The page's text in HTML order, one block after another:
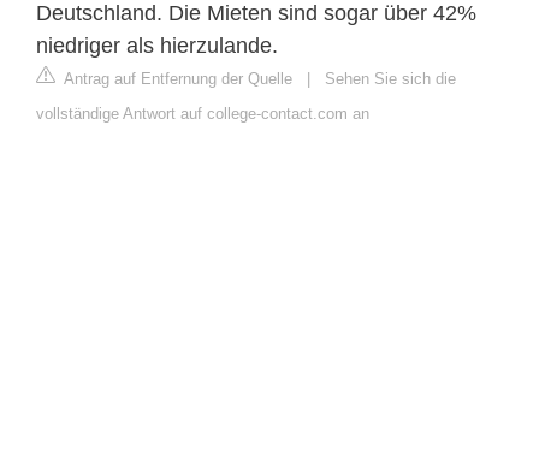
Deutschland. Die Mieten sind sogar über 42%
niedriger als hierzulande.
Antrag auf Entfernung der Quelle
Sehen Sie sich die
vollständige Antwort auf college-contact.com an